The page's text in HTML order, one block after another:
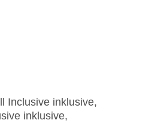
Inclusive inklusive,
inklusive,